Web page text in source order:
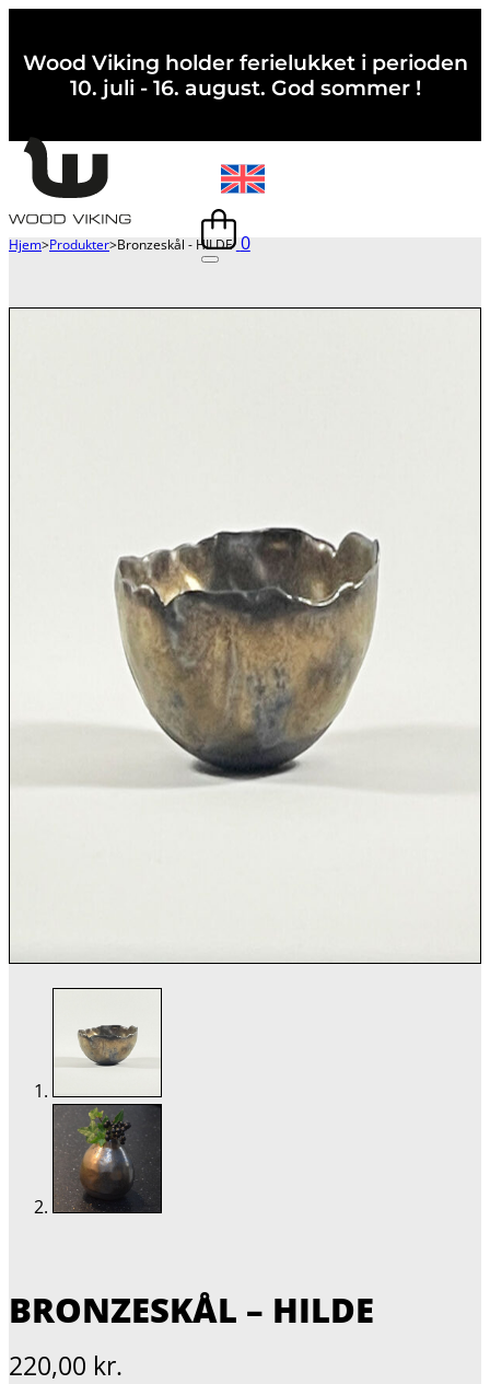
Wood Viking holder ferielukket i perioden
10. juli - 16. august. God sommer !
0
Hjem>Produkter>Bronzeskål - HILDE
BRONZESKÅL – HILDE
220,00 kr.